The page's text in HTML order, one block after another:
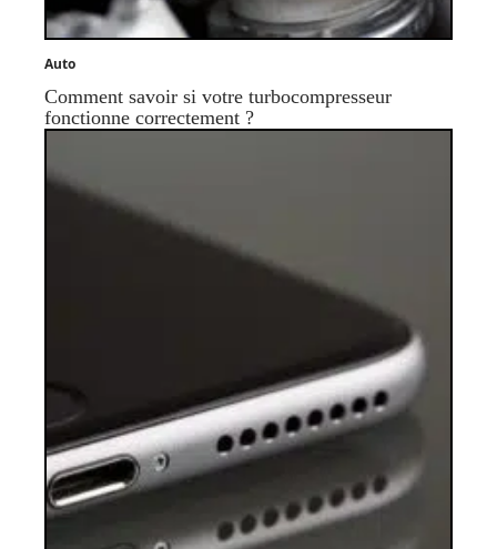
Auto
Comment savoir si votre turbocompresseur
fonctionne correctement ?